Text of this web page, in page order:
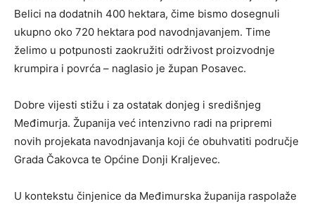
Belici na dodatnih 400 hektara, čime bismo dosegnuli
ukupno oko 720 hektara pod navodnjavanjem. Time
želimo u potpunosti zaokružiti održivost proizvodnje
krumpira i povrća – naglasio je župan Posavec.
Dobre vijesti stižu i za ostatak donjeg i središnjeg
Međimurja. Županija već intenzivno radi na pripremi
novih projekata navodnjavanja koji će obuhvatiti područje
Grada Čakovca te Općine Donji Kraljevec.
U kontekstu činjenice da Međimurska županija raspolaže